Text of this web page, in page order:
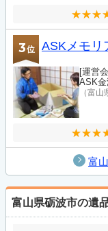
3位 ASKメモリ
[運営
ASK金
（富
富
富山県砺波市の遺